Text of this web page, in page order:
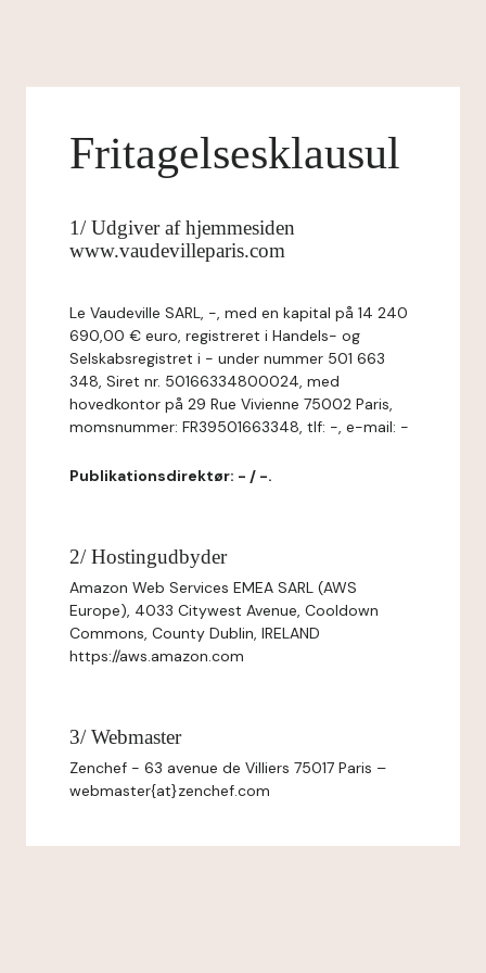
Fritagelsesklausul
1/ Udgiver af hjemmesiden
www.vaudevilleparis.com
Le Vaudeville SARL, -, med en kapital på 14 240
690,00 € euro, registreret i Handels- og
Selskabsregistret i - under nummer 501 663
348, Siret nr. 50166334800024, med
hovedkontor på 29 Rue Vivienne 75002 Paris,
momsnummer: FR39501663348, tlf: -, e-mail: -
Publikationsdirektør: - / -.
2/ Hostingudbyder
Amazon Web Services EMEA SARL (AWS
Europe), 4033 Citywest Avenue, Cooldown
Commons, County Dublin, IRELAND
https://aws.amazon.com
3/ Webmaster
Zenchef - 63 avenue de Villiers 75017 Paris –
webmaster{at}zenchef.com